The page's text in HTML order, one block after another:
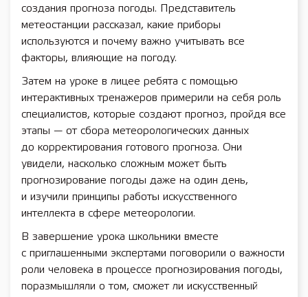
создания прогноза погоды. Представитель
метеостанции рассказал, какие приборы
используются и почему важно учитывать все
факторы, влияющие на погоду.
Затем на уроке в лицее ребята с помощью
интерактивных тренажеров примерили на себя роль
специалистов, которые создают прогноз, пройдя все
этапы — от сбора метеорологических данных
до корректирования готового прогноза. Они
увидели, насколько сложным может быть
прогнозирование погоды даже на один день,
и изучили принципы работы искусственного
интеллекта в сфере метеорологии.
В завершение урока школьники вместе
с приглашенными экспертами поговорили о важности
роли человека в процессе прогнозирования погоды,
поразмышляли о том, сможет ли искусственный